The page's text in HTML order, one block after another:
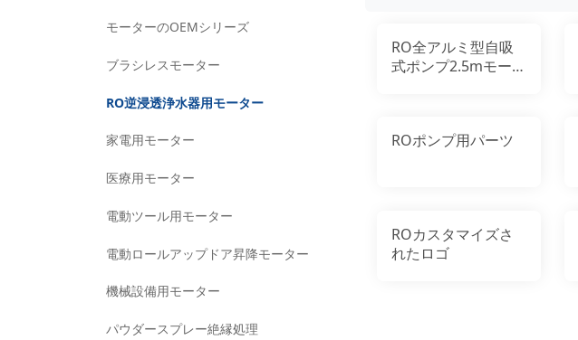
RO全アルミ型自吸
式ポンプ2.5mモータ
ROポンプ用パーツ
ROカスタマイズさ
れたロゴ
モーターのOEMシリーズ
ブラシレスモーター
RO逆浸透浄水器用モーター
家電用モーター
医療用モーター
電動ツール用モーター
電動ロールアップドア昇降モーター
機械設備用モーター
パウダースプレー絶縁処理